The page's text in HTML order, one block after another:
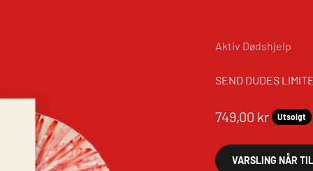
Aktiv Dødshjelp
SEND DUDES
Salgspris
749,00 kr Utsolgt
VARSLING NÅR